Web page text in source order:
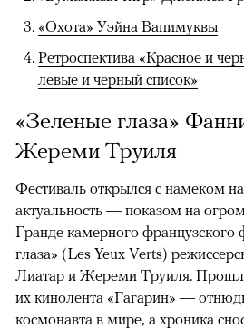
«Охота» Уэйна Вапимуквы
Ретроспектива «Красное и
левые и черный список»
«Зеленые глаза»
Жереми Труиля
Фестиваль открылся с намеком
актуальность — показом на
Гранде камерного
глаза» (Les Yeux Verts)
Лиатар и Жереми Труиля.
их кинолента «Гагарин» —
космонавта в мире, а хроника